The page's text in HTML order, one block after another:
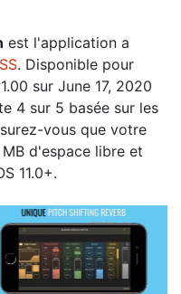
est l'application a
. Disponible pour
sur June 17, 2020
4 sur 5 basée sur les
vous que votre
d'espace libre et
11.0+.